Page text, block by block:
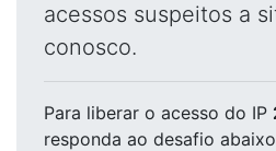
acessos suspeitos a
conosco.
Para liberar o acesso do IP
responda ao desafio